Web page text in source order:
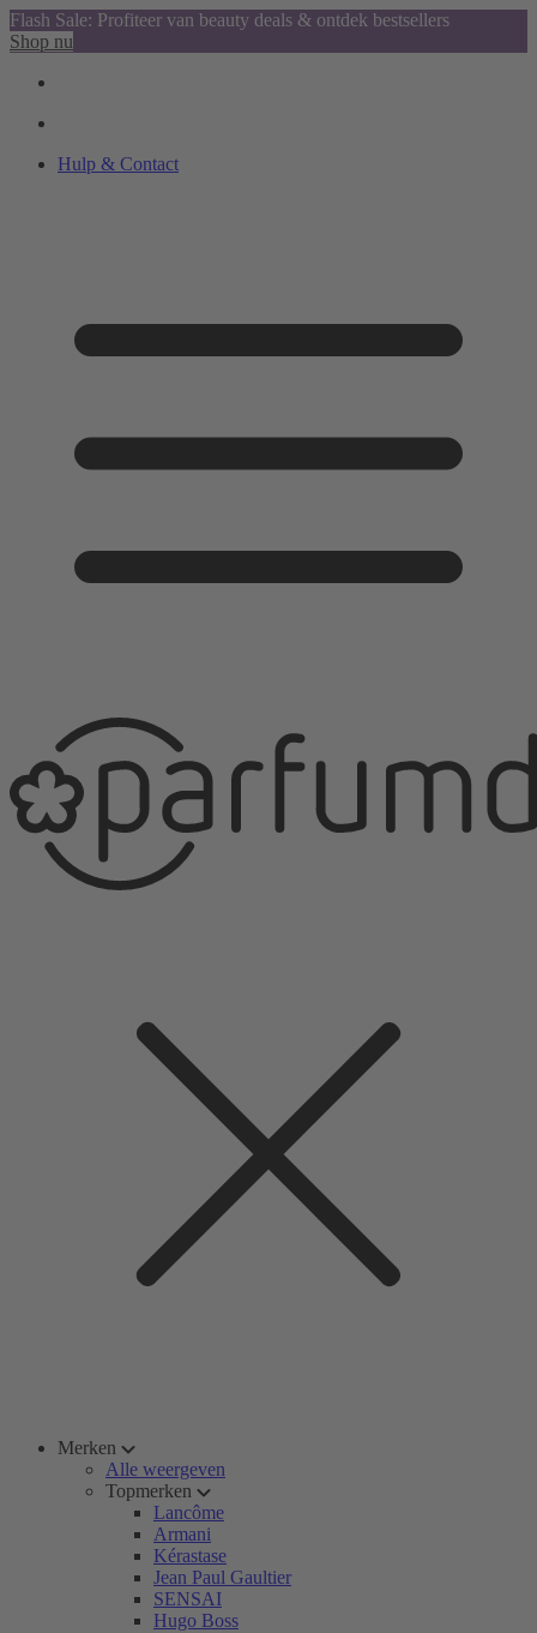
Flash Sale: Profiteer van beauty deals & ontdek bestsellers
Shop nu
Hulp & Contact
Merken
Alle weergeven
Topmerken
Lancôme
Armani
Kérastase
Jean Paul Gaultier
SENSAI
Hugo Boss